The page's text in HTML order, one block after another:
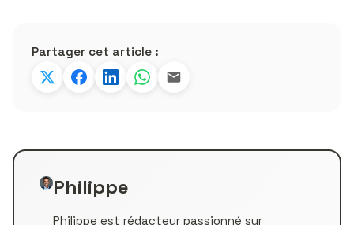
Partager cet article :
Philippe
Philippe est rédacteur passionné sur